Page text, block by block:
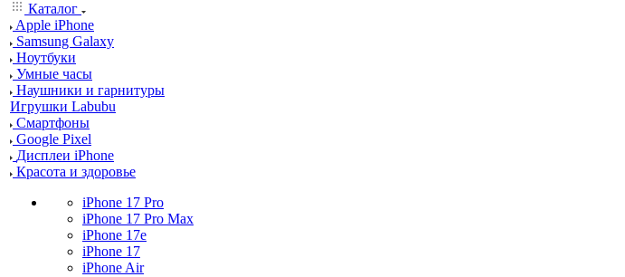
Каталог
Apple iPhone
Samsung Galaxy
Ноутбуки
Умные часы
Наушники и гарнитуры
Игрушки Labubu
Смартфоны
Google Pixel
Дисплеи iPhone
Красота и здоровье
iPhone 17 Pro
iPhone 17 Pro Max
iPhone 17e
iPhone 17
iPhone Air